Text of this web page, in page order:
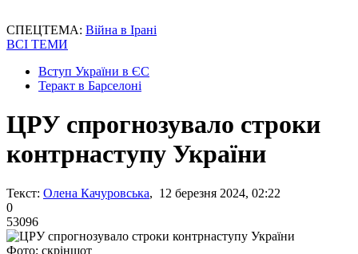
СПЕЦТЕМА: Війна в Ірані
ВСІ ТЕМИ
Вступ України в ЄС
Теракт в Барселоні
ЦРУ спрогнозувало строки
контрнаступу України
Текст: Олена Качуровська, 12 березня 2024, 02:22
0
53096
Фото: скріншот